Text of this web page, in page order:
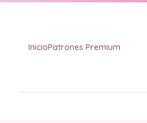
InicioPatrones Premium